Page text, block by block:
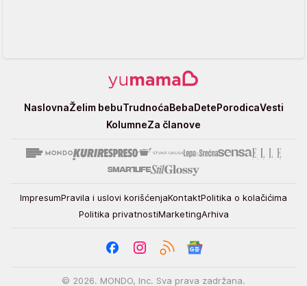
Yumama
NaslovnaŽelim bebuTrudnoćaBebaDetePorodicaVesti
KolumneZa članove
ImpresumPravila i uslovi korišćenjaKontaktPolitika o kolačićima
Politika privatnostiMarketingArhiva
© 2026. MONDO, Inc. Sva prava zadržana.